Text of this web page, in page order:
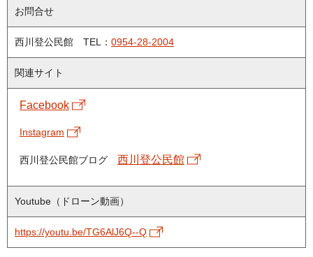
お問合せ
西川登公民館 TEL： 0954-28-2004
関連サイト
Facebook
Instagram
西川登公民館ブログ 西川登公民館
Youtube（ドローン動画）
https://youtu.be/TG6AlJ6Q--Q